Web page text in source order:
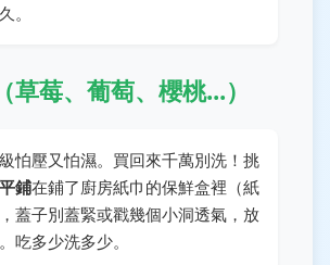
。
草莓、葡萄、櫻桃...）
怕壓又怕濕。買回來千萬別洗！挑
平鋪在鋪了廚房紙巾的保鮮盒裡（紙
蓋子別蓋緊或戳幾個小洞透氣，放
吃多少洗多少。